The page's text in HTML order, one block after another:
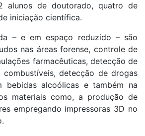
alunos de doutorado, quatro de
iniciação científica.
– e em espaço reduzido – são
nas áreas forense, controle de
farmacêuticas, detecção de
combustíveis, detecção de drogas
bebidas alcoólicas e também na
materiais como, a produção de
empregando impressoras 3D no